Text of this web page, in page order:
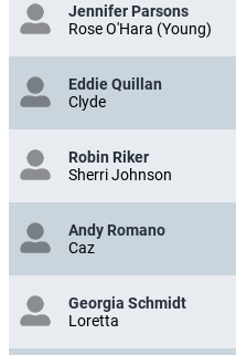
Jennifer Parsons
Rose O'Hara (Young)
Eddie Quillan
Clyde
Robin Riker
Sherri Johnson
Andy Romano
Caz
Georgia Schmidt
Loretta